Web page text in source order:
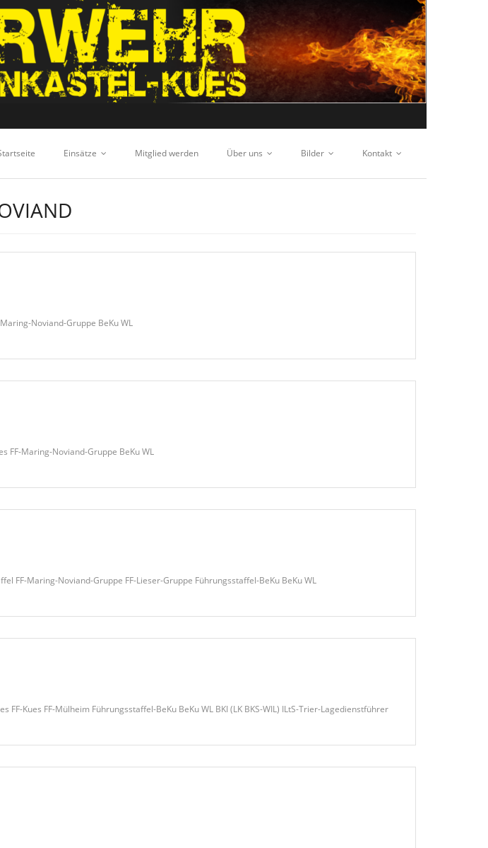
Einsätze Mitglied werden Über uns Bilder Kontakt
Noviand-Gruppe BeKu WL
FF-Maring-Noviand-Gruppe BeKu WL
FF-Maring-Noviand-Gruppe FF-Lieser-Gruppe Führungsstaffel-BeKu BeKu WL
Kues FF-Mülheim Führungsstaffel-BeKu BeKu WL BKI (LK BKS-WIL) ILtS-Trier-Lagedienstführer